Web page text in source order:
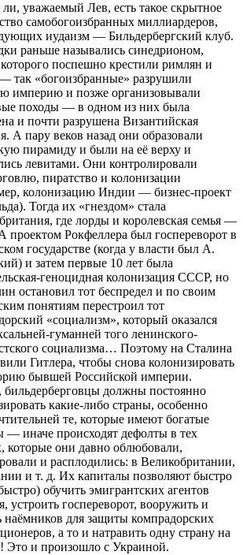
уважаемый Лев, есть такое скрытное
самобогоизбранных миллиардеров,
иудаизм — Бильдербергский клуб.
раньше назывались синедрионом,
поспешно крестили римлян и
так «богоизбранные» разрушили
империю и позже организовывали
походы — в одном из них была
и почти разрушена Византийская
А пару веков назад они образовали
пирамиду и были на её верху и
левитами. Они контролировали
пиратство и колонизации
колонизацию Индии — бизнес-проект
Тогда их «гнездом» стала
где лорды и королевская семья —
проектом Рокфеллера был госпереворот в
государстве (когда у власти был А.
и затем первые 10 лет была
геноцидная колонизация СССР, но
остановил тот беспредел и по своим
понятиям перестроил тот
«социализм», который оказался
гуманней того ленинского-
социализма… Поэтому на Сталина
Гитлера, чтобы снова колонизировать
бывшей Российской империи.
бильдерберговцы должны постоянно
какие-либо страны, особенно
те, которые имеют богатые
— иначе происходят дефолты в тех
которые они давно облюбовали,
и расплодились: в Великобритании,
и т. д. Их капиталы позволяют быстро
обучить эмигрантских агентов
устроить госпереворот, вооружить и
наёмников для защиты компрадорских
а то и натравить одну страну на
Это и произошло с Украиной.